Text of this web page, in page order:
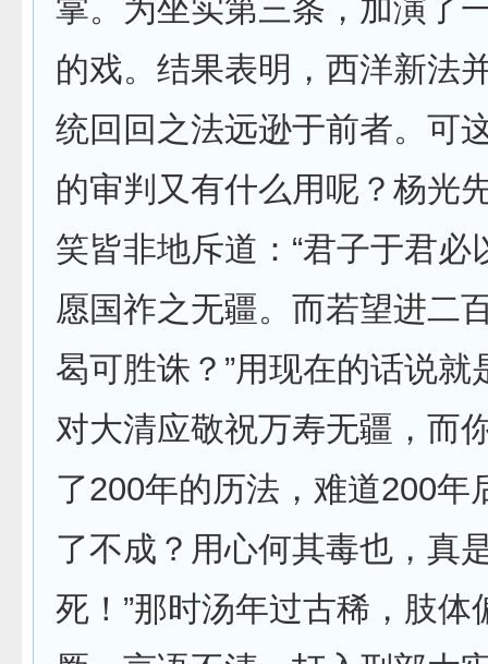
掌。为坐实第三条，加演了
的戏。结果表明，西洋新法
统回回之法远逊于前者。可
的审判又有什么用呢？杨光
笑皆非地斥道：“君子于君必
愿国祚之无疆。而若望进二
曷可胜诛？”用现在的话说就
对大清应敬祝万寿无疆，而
了200年的历法，难道200年
了不成？用心何其毒也，真
死！”那时汤年过古稀，肢体